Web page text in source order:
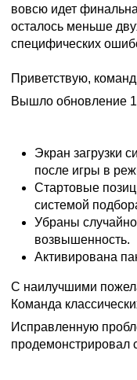
вовсю идет
осталось меньше
специфических
Приветствую,
Вышло обновление
Экран загрузки
после игры в
Стартовые
системой
Убраны
возвышенность.
Активирована
С наилучшими
Команда
Исправленную
продемонстрировал